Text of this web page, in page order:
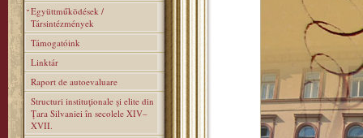
Együttműködések /
Társintézmények
Támogatóink
Linktár
Raport de autoevaluare
Structuri instituţionale şi elite din
Ţara Silvaniei în secolele XIV–
XVII.